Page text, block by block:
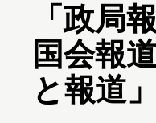
「政局
国会報
と報道